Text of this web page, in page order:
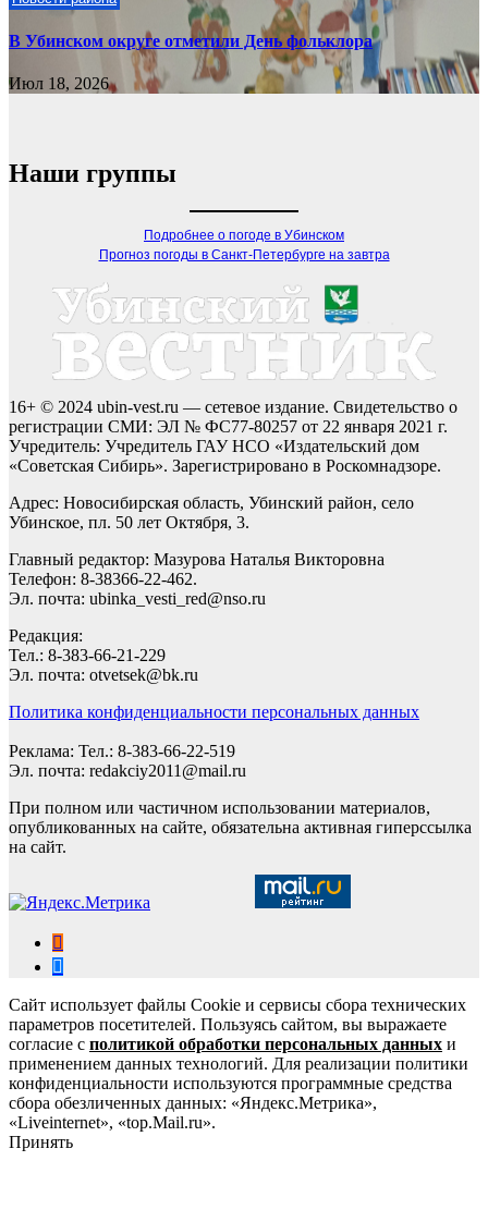
В Убинском округе отметили День фольклора
Июл 18, 2026
Наши группы
Подробнее о погоде в Убинском
Прогноз погоды в Санкт-Петербурге на завтра
16+ © 2024 ubin-vest.ru — сетевое издание. Свидетельство о
регистрации СМИ: ЭЛ № ФС77-80257 от 22 января 2021 г.
Учредитель: Учредитель ГАУ НСО «Издательский дом
«Советская Сибирь». Зарегистрировано в Роскомнадзоре.
Адрес: Новосибирская область, Убинский район, село
Убинское, пл. 50 лет Октября, 3.
Главный редактор: Мазурова Наталья Викторовна
Телефон: 8-38366-22-462.
Эл. почта: ubinka_vesti_red@nso.ru
Редакция:
Тел.: 8-383-66-21-229
Эл. почта: otvetsek@bk.ru
Политика конфиденциальности персональных данных
Реклама: Тел.: 8-383-66-22-519
Эл. почта: redakciy2011@mail.ru
При полном или частичном использовании материалов,
опубликованных на сайте, обязательна активная гиперссылка
на сайт.
Сайт использует файлы Cookie и сервисы сбора технических
параметров посетителей. Пользуясь сайтом, вы выражаете
согласие с политикой обработки персональных данных и
применением данных технологий. Для реализации политики
конфиденциальности используются программные средства
сбора обезличенных данных: «Яндекс.Метрика»,
«Liveinternet», «top.Mail.ru».
Принять